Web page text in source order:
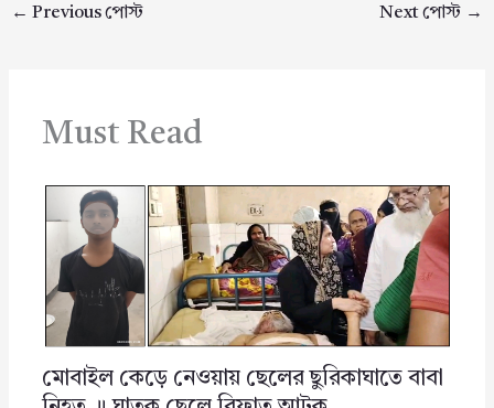
← Previous পোস্ট Next পোস্ট →
Must Read
মোবাইল কেড়ে নেওয়ায় ছেলের ছুরিকাঘাতে বাবা